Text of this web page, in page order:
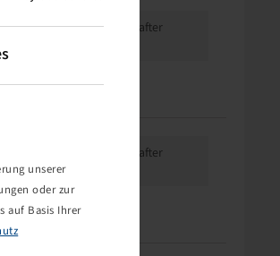
unserer
oder zur
auf Basis Ihrer
Price and stock visible after
Price and stock visible after
Login.